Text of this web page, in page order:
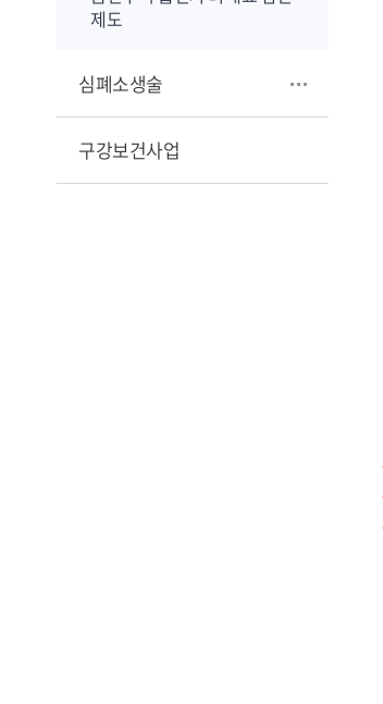
제도
심폐소생술
구강보건사업